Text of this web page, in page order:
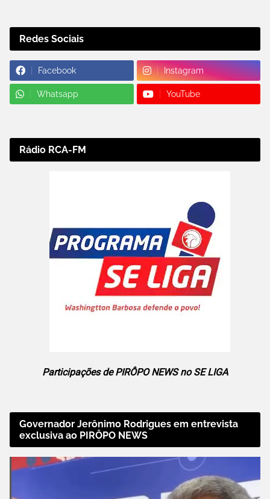
Redes Sociais
Facebook Instagram
Whatsapp YouTube
Rádio RCA-FM
Participações de PIRÔPO NEWS no SE LIGA
Governador Jerônimo Rodrigues em entrevista
exclusiva ao PIRÔPO NEWS